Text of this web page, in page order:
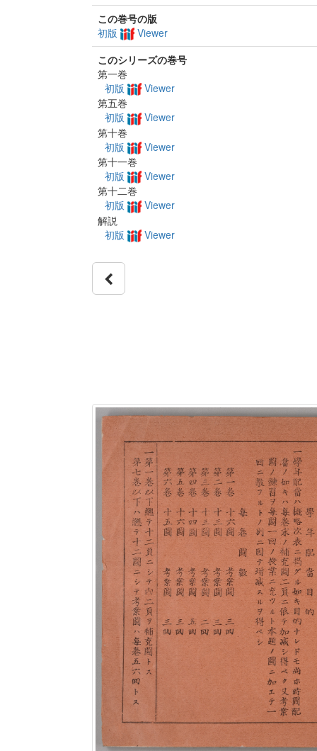
この巻号の版
初版
Viewer
このシリーズの巻号
第一巻
初版
Viewer
第五巻
初版
Viewer
第十巻
初版
Viewer
第十一巻
初版
Viewer
第十二巻
初版
Viewer
解説
初版
Viewer